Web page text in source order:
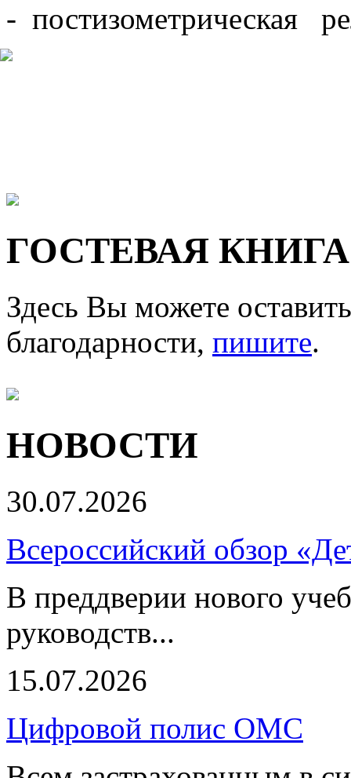
- постизометрическая
ГОСТЕВАЯ КНИГА
Здесь Вы можете
благодарности, пишите.
НОВОСТИ
30.07.2026
Всероссийский обзор
В преддверии нового
руководств...
15.07.2026
Цифровой полис ОМС